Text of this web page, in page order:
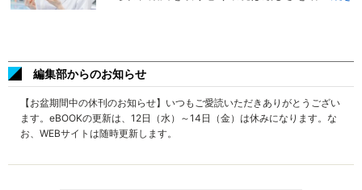
編集部からのお知らせ
【お盆期間中の休刊のお知らせ】いつもご愛読いただきありがとうござい
ます。eBOOKの更新は、12日（水）～14日（金）は休みになります。な
お、WEBサイトは随時更新します。